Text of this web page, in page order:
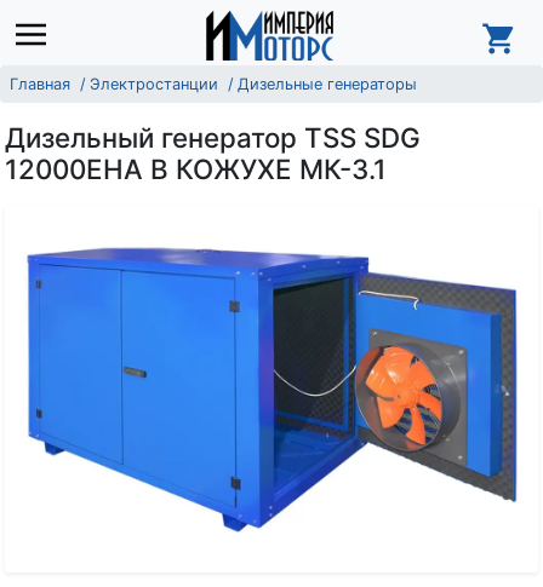
Главная Электростанции Дизельные генераторы
Дизельный генератор TSS SDG
12000EHA В КОЖУХЕ МК-3.1